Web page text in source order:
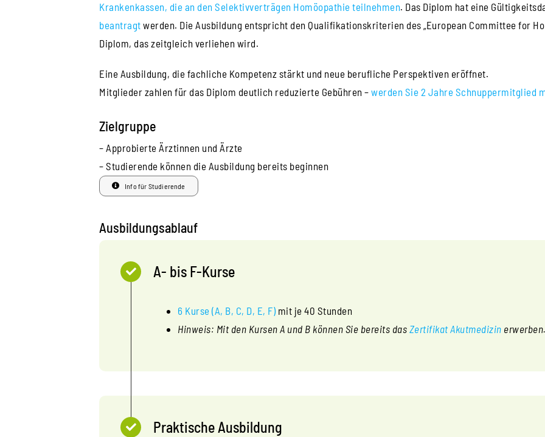
Krankenkassen, die an den Selektivverträgen Homöopathie teilnehmen. Das Diplom hat eine
beantragt werden. Die Ausbildung entspricht den Qualifikationskriterien des „European Committee for
Diplom, das zeitgleich verliehen wird.
Eine Ausbildung, die fachliche Kompetenz stärkt und neue berufliche Perspektiven eröffnet.
Mitglieder zahlen für das Diplom deutlich reduzierte Gebühren –werden Sie 2 Jahre Schnuppermitglied
Zielgruppe
– Approbierte Ärztinnen und Ärzte
– Studierende können die Ausbildung bereits beginnen
Info für Studierende
Ausbildungsablauf
A- bis F-Kurse
6 Kurse (A, B, C, D, E, F)mit je 40 Stunden
Hinweis: Mit den Kursen A und B können Sie bereits das Zertifikat Akutmedizin
Praktische Ausbildung